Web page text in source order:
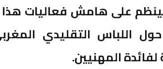
على هامش فعاليات هذا
اللباس التقليدي
المهنيين.